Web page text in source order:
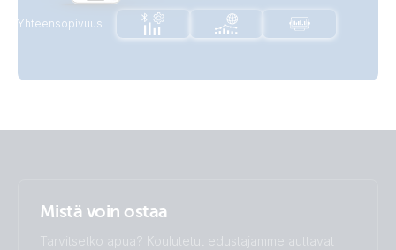
Yhteensopivuus
Mistä voin ostaa
Tarvitsetko apua? Koulutetut edustajamme auttavat